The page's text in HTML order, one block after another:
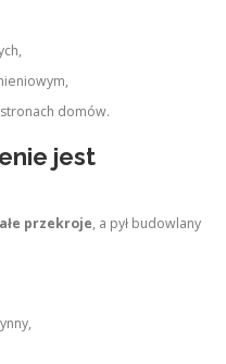
domów.
jest
przekroje, a pył budowlany